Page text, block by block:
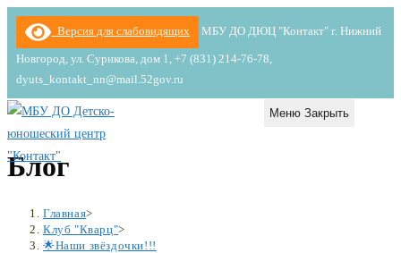
Перейти
содержимому
Версия для слабовидящих МБУ ДО ДЮЦ "Контакт" г. Нижний
Новгород, ул. Сурикова, дом 1, +7 (831) 214-76-78,
dyuts_kontakt_nn@mail.52gov.ru
Меню Закрыть
Блог
Главная>
Клуб "Кварц">
🌟Наши звёздочки!!!